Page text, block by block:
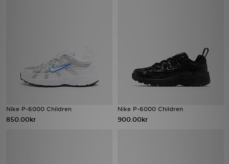
Nike P-6000 Children
850.00kr
Nike P-6000 Children
900.00kr